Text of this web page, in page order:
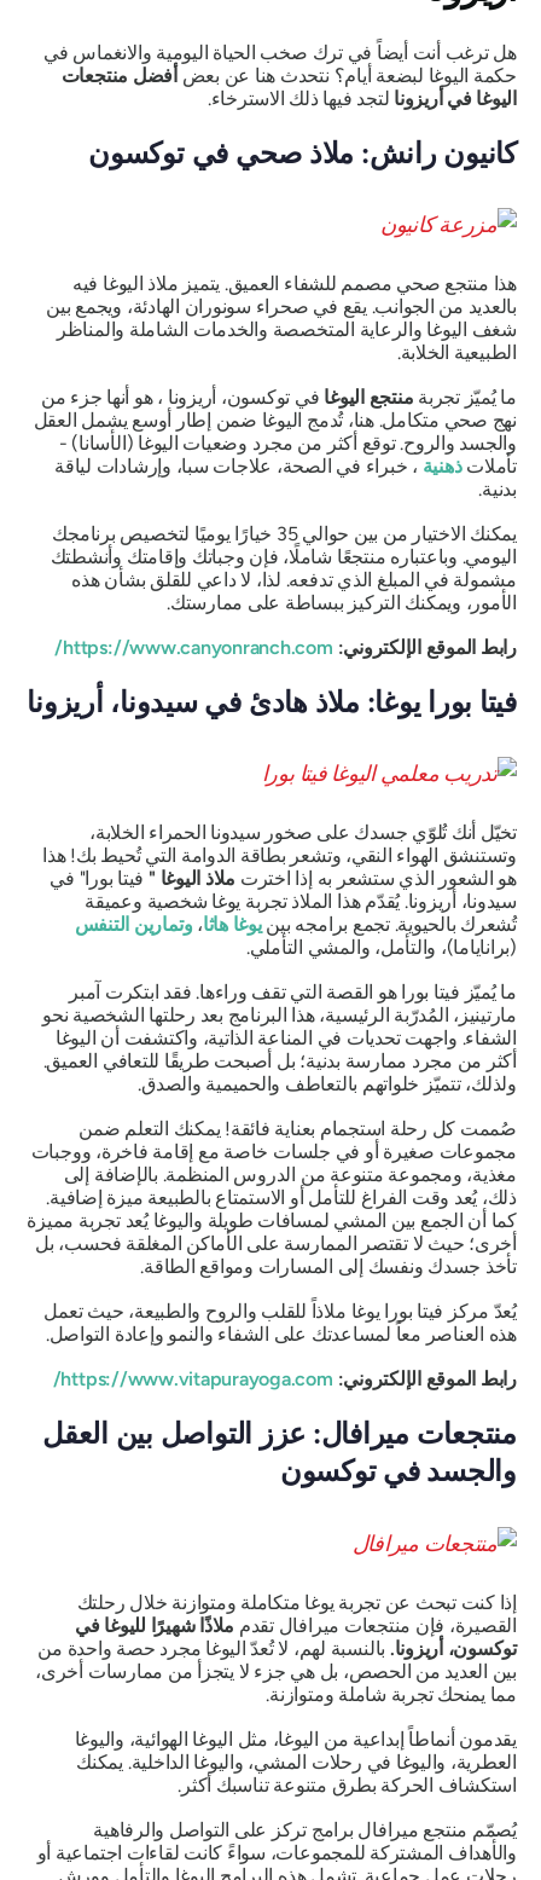
هل ترغب أنت أيضاً في ترك صخب الحياة اليومية والانغماس في
حكمة اليوغا لبضعة أيام؟ نتحدث هنا عن بعض أفضل منتجعات
اليوغا في أريزونالتجد فيها ذلك الاسترخاء.
كانيون رانش: ملاذ صحي في توكسون
هذا منتجع صحي مصمم للشفاء العميق. يتميز ملاذ اليوغا فيه
بالعديد من الجوانب. يقع في صحراء سونوران الهادئة، ويجمع بين
شغف اليوغا والرعاية المتخصصة والخدمات الشاملة والمناظر
الطبيعية الخلابة.
ما يُميّز تجربةمنتجع اليوغافي توكسون، أريزونا ، هو أنها جزء من
نهج صحي متكامل. هنا، تُدمج اليوغا ضمن إطار أوسع يشمل العقل
والجسد والروح. توقع أكثر من مجرد وضعيات اليوغا (الأسانا) -
تأملاتذهنية، خبراء في الصحة، علاجات سبا، وإرشادات لياقة
بدنية.
يمكنك الاختيار من بين حوالي 35 خيارًا يوميًا لتخصيص برنامجك
اليومي. وباعتباره منتجعًا شاملًا، فإن وجباتك وإقامتك وأنشطتك
مشمولة في المبلغ الذي تدفعه. لذا، لا داعي للقلق بشأن هذه
الأمور، ويمكنك التركيز ببساطة على ممارستك.
رابط الموقع الإلكتروني: https://www.canyonranch.com/
فيتا بورا يوغا: ملاذ هادئ في سيدونا، أريزونا
تخيّل أنك تُلوّي جسدك على صخور سيدونا الحمراء الخلابة،
وتستنشق الهواء النقي، وتشعر بطاقة الدوامة التي تُحيط بك! هذا
هو الشعور الذي ستشعر به إذا اخترتملاذ اليوغا " فيتا بورا" في
سيدونا، أريزونا. يُقدّم هذا الملاذ تجربة يوغا شخصية وعميقة
تُشعرك بالحيوية. تجمع برامجه بينيوغا هاثا،وتمارين التنفس
(براناياما)، والتأمل، والمشي التأملي.
ما يُميّز فيتا بورا هو القصة التي تقف وراءها. فقد ابتكرت آمبر
مارتينيز، المُدرّبة الرئيسية، هذا البرنامج بعد رحلتها الشخصية نحو
الشفاء. واجهت تحديات في المناعة الذاتية، واكتشفت أن اليوغا
أكثر من مجرد ممارسة بدنية؛ بل أصبحت طريقًا للتعافي العميق.
ولذلك، تتميّز خلواتهم بالتعاطف والحميمية والصدق.
صُممت كل رحلة استجمام بعناية فائقة! يمكنك التعلم ضمن
مجموعات صغيرة أو في جلسات خاصة مع إقامة فاخرة، ووجبات
مغذية، ومجموعة متنوعة من الدروس المنظمة. بالإضافة إلى
ذلك، يُعد وقت الفراغ للتأمل أو الاستمتاع بالطبيعة ميزة إضافية.
كما أن الجمع بين المشي لمسافات طويلة واليوغا يُعد تجربة مميزة
أخرى؛ حيث لا تقتصر الممارسة على الأماكن المغلقة فحسب، بل
تأخذ جسدك ونفسك إلى المسارات ومواقع الطاقة.
يُعدّ مركز فيتا بورا يوغا ملاذاً للقلب والروح والطبيعة، حيث تعمل
هذه العناصر معاً لمساعدتك على الشفاء والنمو وإعادة التواصل.
رابط الموقع الإلكتروني: https://www.vitapurayoga.com/
منتجعات ميرافال: عزز التواصل بين العقل
والجسد في توكسون
إذا كنت تبحث عن تجربة يوغا متكاملة ومتوازنة خلال رحلتك
القصيرة، فإن منتجعات ميرافال تقدمملاذًا شهيرًا لليوغا في
توكسون، أريزونا.بالنسبة لهم، لا تُعدّ اليوغا مجرد حصة واحدة من
بين العديد من الحصص، بل هي جزء لا يتجزأ من ممارسات أخرى،
مما يمنحك تجربة شاملة ومتوازنة.
يقدمون أنماطاً إبداعية من اليوغا، مثل اليوغا الهوائية، واليوغا
العطرية، واليوغا في رحلات المشي، واليوغا الداخلية. يمكنك
استكشاف الحركة بطرق متنوعة تناسبك أكثر.
يُصمّم منتجع ميرافال برامج تركز على التواصل والرفاهية
والأهداف المشتركة للمجموعات، سواءً كانت لقاءات اجتماعية أو